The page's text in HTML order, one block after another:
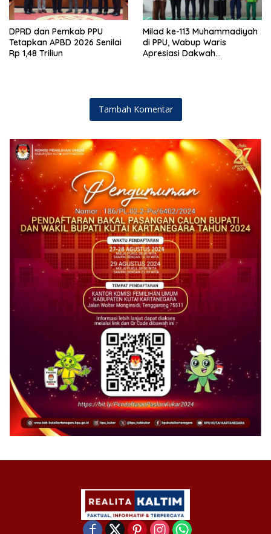
DPRD dan Pemkab PPU
Tetapkan APBD 2026 Senilai
Rp 1,48 Triliun
Milad ke-113 Muhammadiyah
di PPU, Wabup Waris
Apresiasi Dakwah
Tambah Komentar